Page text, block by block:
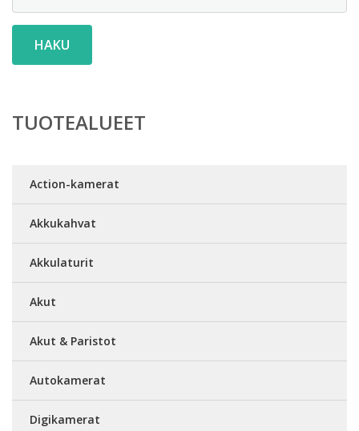
HAKU
TUOTEALUEET
Action-kamerat
Akkukahvat
Akkulaturit
Akut
Akut & Paristot
Autokamerat
Digikamerat